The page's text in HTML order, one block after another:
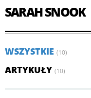
SARAH SNOOK
WSZYSTKIE (10)
ARTYKUŁY (10)